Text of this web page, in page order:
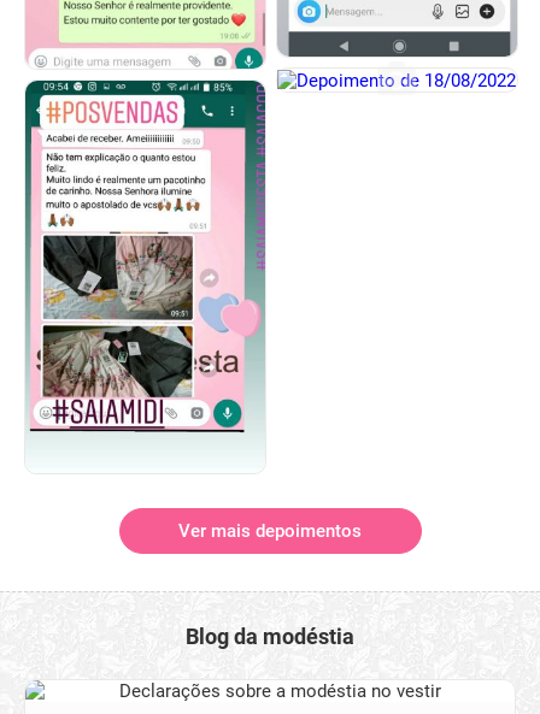
Ver mais depoimentos
Blog da modéstia